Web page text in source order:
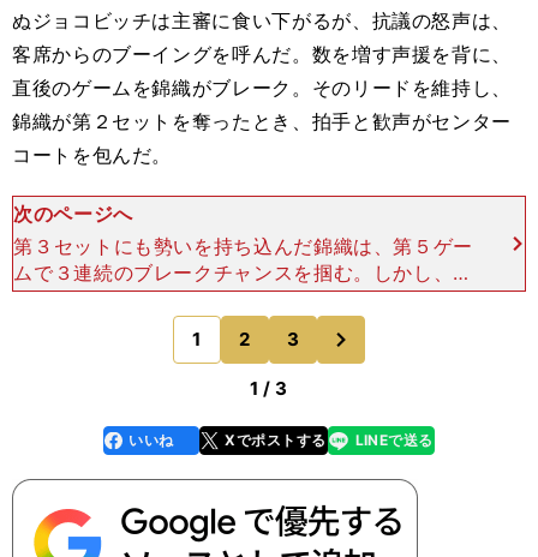
ぬジョコビッチは主審に食い下がるが、抗議の怒声は、
客席からのブーイングを呼んだ。数を増す声援を背に、
直後のゲームを錦織がブレーク。そのリードを維持し、
錦織が第２セットを奪ったとき、拍手と歓声がセンター
コートを包んだ。
次のページへ
第３セットにも勢いを持ち込んだ錦織は、第５ゲー
ムで３連続のブレークチャンスを掴む。しかし、直
後の打ち合いでは、リスクを負ってストレートに放
ったバックハンドが大きくラインを逸れていった。
ボールがラケッ
1 2 3
1 / 3
faceboo
k
いいね Xでポストする
line LINEで送る